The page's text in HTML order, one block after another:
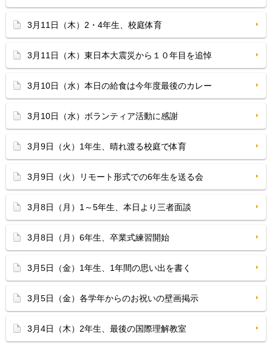
3月11日（木）2・4年生、校庭体育
3月11日（木）東日本大震災から１０年目を追悼
3月10日（水）本日の給食は今年度最後のカレー
3月10日（水）ボランティア活動に感謝
3月9日（火）1年生、晴れ渡る校庭で体育
3月9日（火）リモート形式での6年生を送る会
3月8日（月）1～5年生、本日より三者面談
3月8日（月）6年生、卒業式練習開始
3月5日（金）1年生、1年間の思い出を書く
3月5日（金）各学年からのお祝いの壁画掲示
3月4日（木）2年生、最後の国際理解教室